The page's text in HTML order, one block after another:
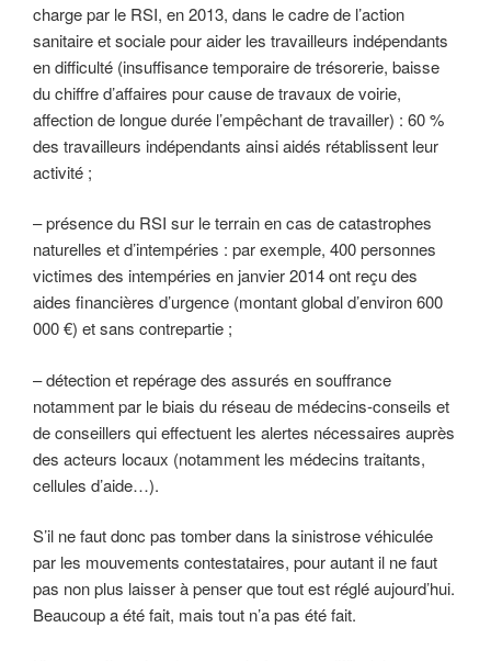
charge par le RSI, en 2013, dans le cadre de l’action
sanitaire et sociale pour aider les travailleurs indépendants
en difficulté (insuffisance temporaire de trésorerie, baisse
du chiffre d’affaires pour cause de travaux de voirie,
affection de longue durée l’empêchant de travailler) : 60 %
des travailleurs indépendants ainsi aidés rétablissent leur
activité ;
– présence du RSI sur le terrain en cas de catastrophes
naturelles et d’intempéries : par exemple, 400 personnes
victimes des intempéries en janvier 2014 ont reçu des
aides financières d’urgence (montant global d’environ 600
000 €) et sans contrepartie ;
– détection et repérage des assurés en souffrance
notamment par le biais du réseau de médecins-conseils et
de conseillers qui effectuent les alertes nécessaires auprès
des acteurs locaux (notamment les médecins traitants,
cellules d’aide…).
S’il ne faut donc pas tomber dans la sinistrose véhiculée
par les mouvements contestataires, pour autant il ne faut
pas non plus laisser à penser que tout est réglé aujourd’hui.
Beaucoup a été fait, mais tout n’a pas été fait.